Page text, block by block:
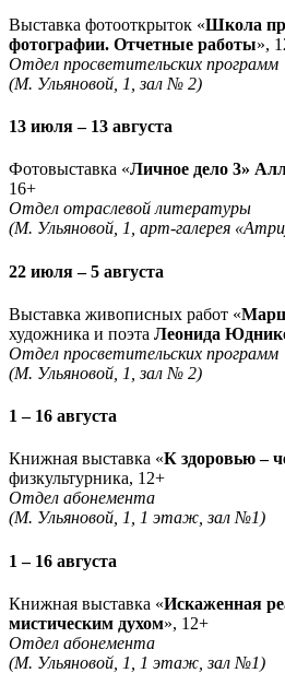
Выставка фотооткрыток «Школа
фотографии. Отчетные работы»,
Отдел просветительских программ
(М. Ульяновой, 1, зал № 2)
13 июля – 13 августа
Фотовыставка «Личное дело 3»
16+
Отдел отраслевой литературы
(М. Ульяновой, 1, арт-галерея
22 июля – 5 августа
Выставка живописных работ «
художника и поэта Леонида
Отдел просветительских программ
(М. Ульяновой, 1, зал № 2)
1 – 16 августа
Книжная выставка «К здоровью –
физкультурника, 12+
Отдел абонемента
(М. Ульяновой, 1, 1 этаж, зал №1)
1 – 16 августа
Книжная выставка «Искаженная
мистическим духом», 12+
Отдел абонемента
(М. Ульяновой, 1, 1 этаж, зал №1)